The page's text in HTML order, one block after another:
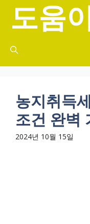
너
도움
농지취득
조건 완벽
2024년 10월 15일